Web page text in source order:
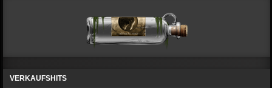
VERKAUFSHITS